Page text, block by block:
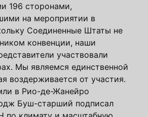
196 сторонами,
на мероприятии в
Соединенные Штаты не
конвенции, наши
участвовали
Мы являемся единственной
воздерживается от участия.
в Рио-де-Жанейро
Буш-старший подписал